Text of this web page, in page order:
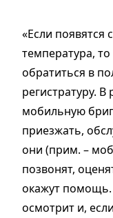
«Если
температура,
обратиться в
регистратуру.
мобильную
приезжать,
они (прим. –
позвонят,
окажут помощь.
осмотрит и,